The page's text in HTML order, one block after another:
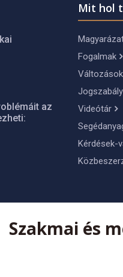
az
Mit hol
Fogalmak
Változások
Videótár
Kérdések-
Szakmai és